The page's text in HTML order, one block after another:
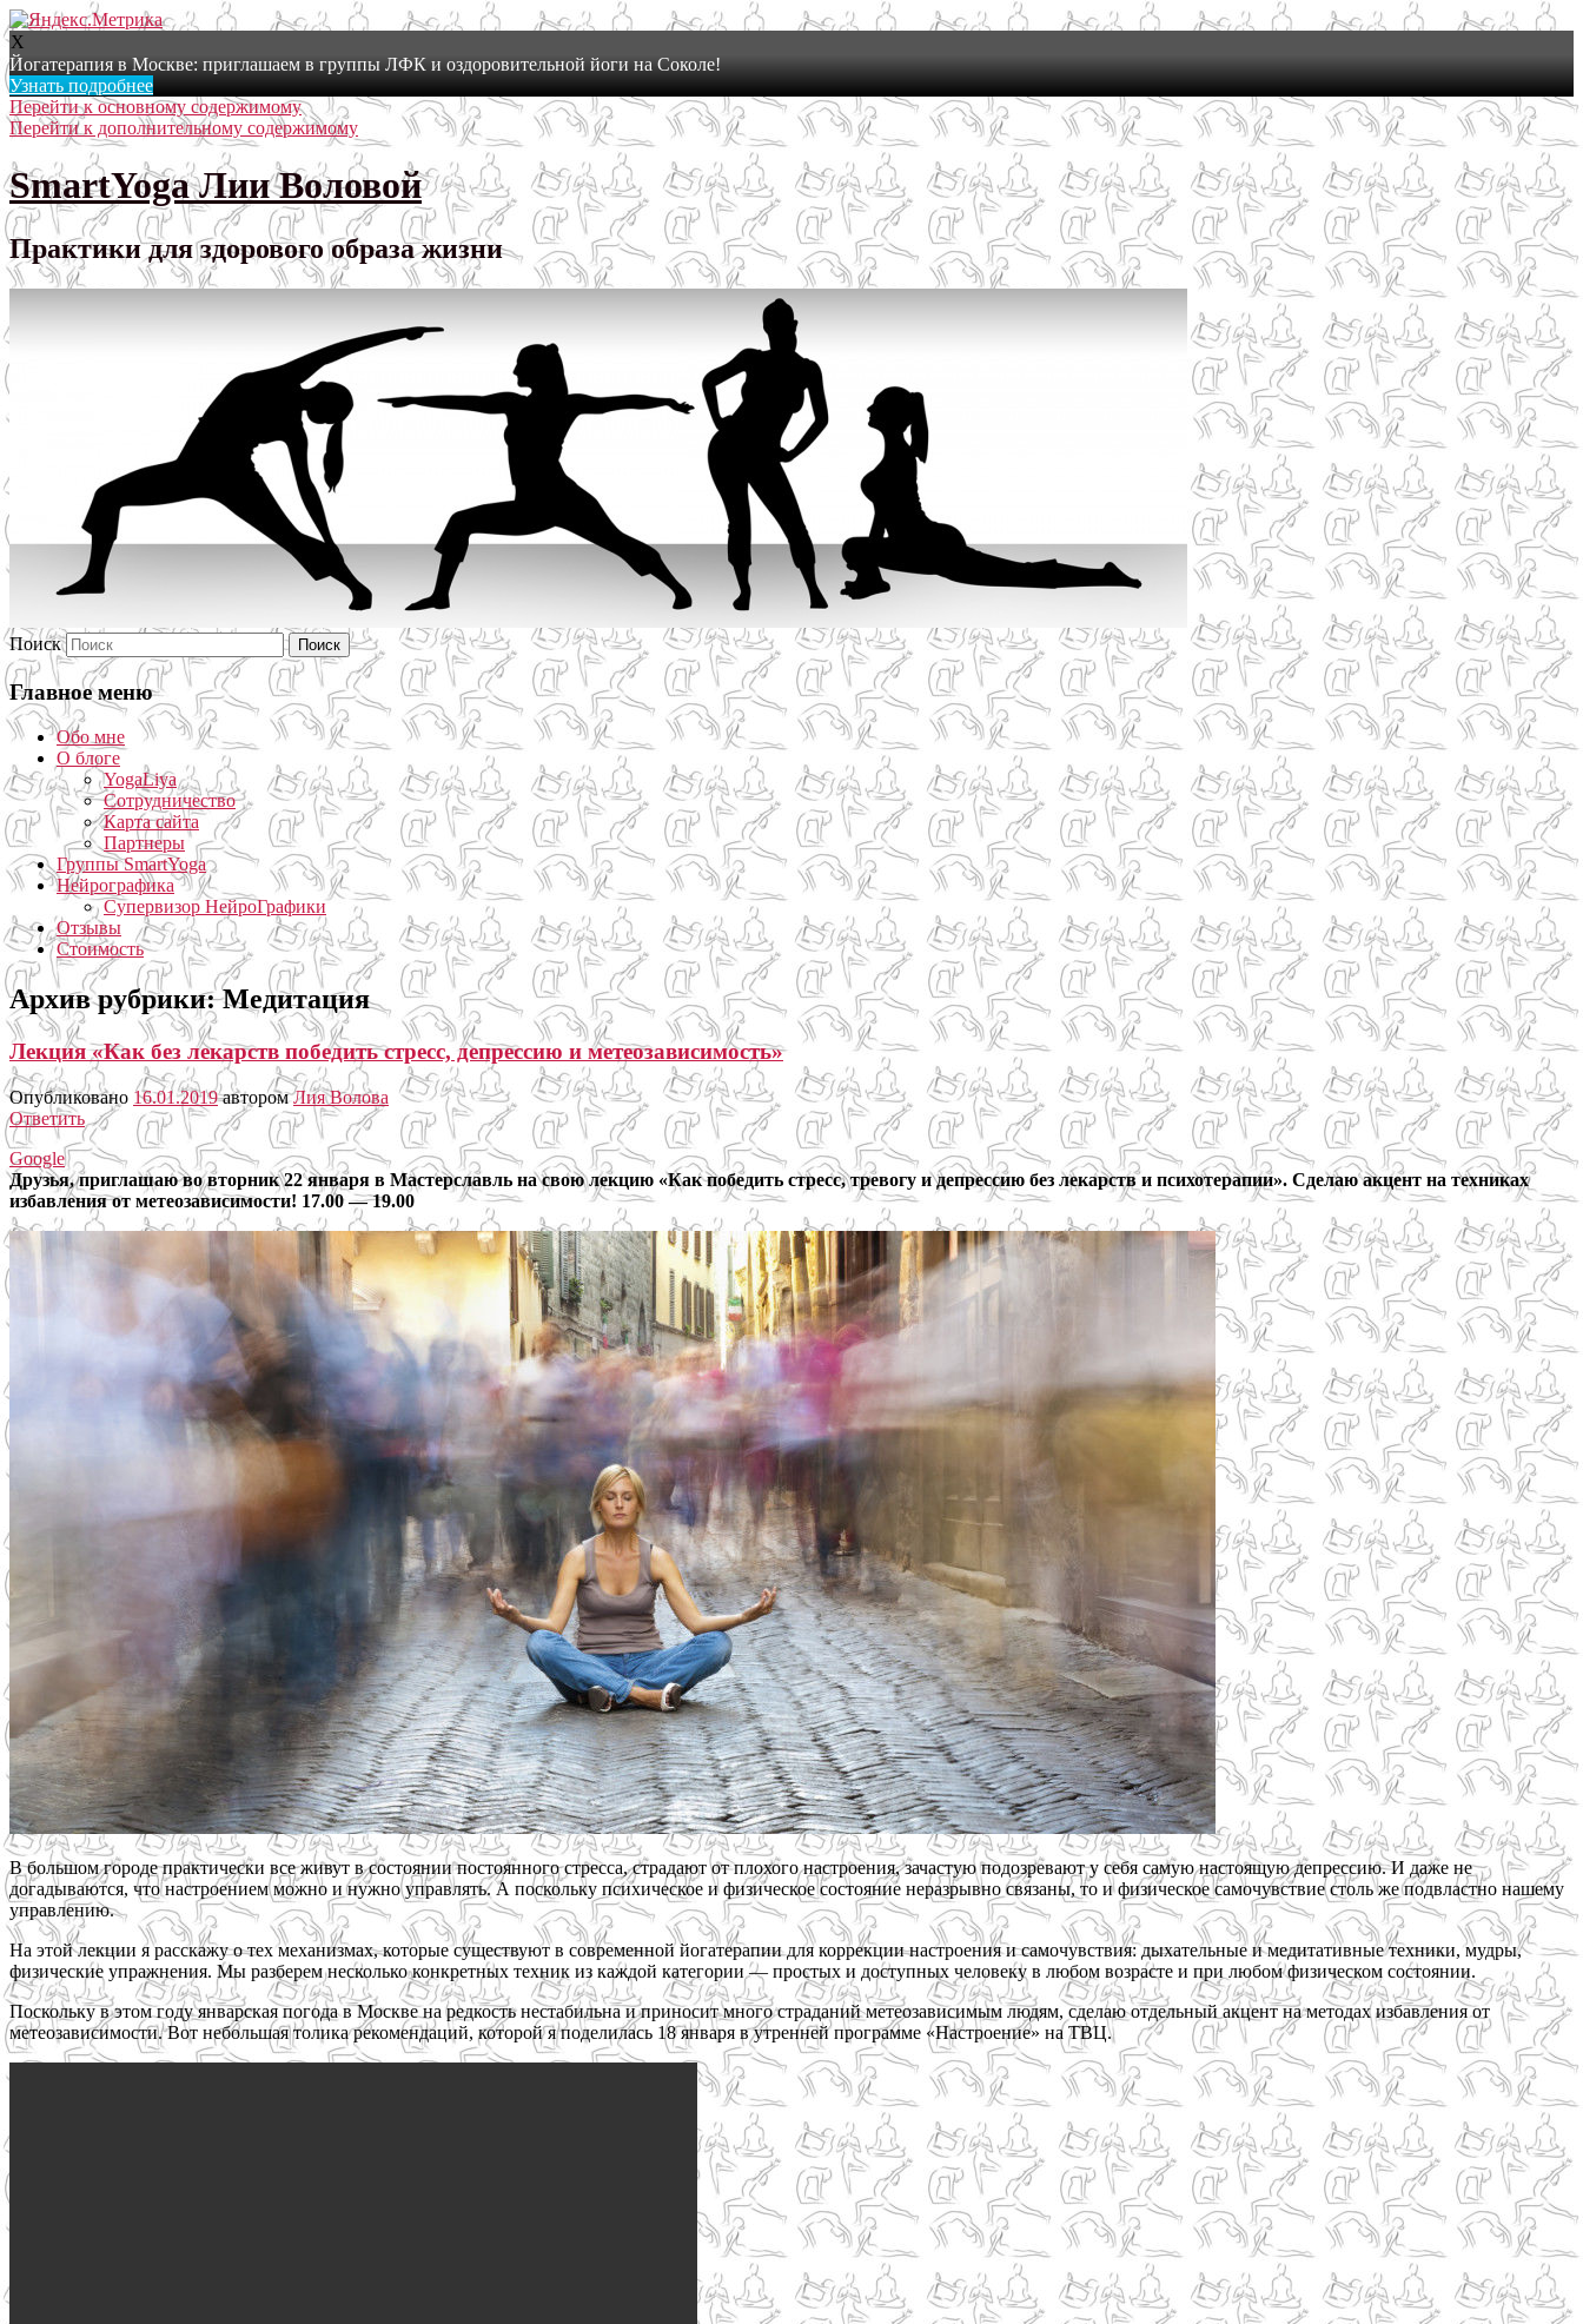
X
Йогатерапия в Москве: приглашаем в группы ЛФК и оздоровительной йоги на Соколе!
Узнать подробнее
Перейти к основному содержимому
Перейти к дополнительному содержимому
SmartYoga Лии Воловой
Практики для здорового образа жизни
Поиск
Главное меню
Обо мне
О блоге
YogaLiya
Сотрудничество
Карта сайта
Партнеры
Группы SmartYoga
Нейрографика
Супервизор НейроГрафики
Отзывы
Стоимость
Архив рубрики:Медитация
Лекция «Как без лекарств победить стресс, депрессию и метеозависимость»
Опубликовано 16.01.2019 авторомЛия Волова
Ответить
Google
Друзья, приглашаю во вторник 22 января в Мастерславль на свою лекцию «Как победить стресс, тревогу и депрессию без лекарств и психотерапии». Сделаю акцент на техниках
избавления от метеозависимости! 17.00 — 19.00
В большом городе практически все живут в состоянии постоянного стресса, страдают от плохого настроения, зачастую подозревают у себя самую настоящую депрессию. И даже не
догадываются, что настроением можно и нужно управлять. А поскольку психическое и физическое состояние неразрывно связаны, то и физическое самочувствие столь же подвластно нашему
управлению.
На этой лекции я расскажу о тех механизмах, которые существуют в современной йогатерапии для коррекции настроения и самочувствия: дыхательные и медитативные техники, мудры,
физические упражнения. Мы разберем несколько конкретных техник из каждой категории — простых и доступных человеку в любом возрасте и при любом физическом состоянии.
Поскольку в этом году январская погода в Москве на редкость нестабильна и приносит много страданий метеозависимым людям, сделаю отдельный акцент на методах избавления от
метеозависимости. Вот небольшая толика рекомендаций, которой я поделилась 18 января в утренней программе «Настроение» на ТВЦ.